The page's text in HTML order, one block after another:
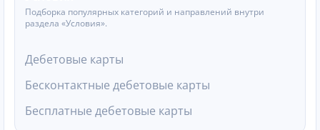
Подборка популярных категорий и направлений внутри
раздела «Условия».
Дебетовые карты
Бесконтактные дебетовые карты
Бесплатные дебетовые карты